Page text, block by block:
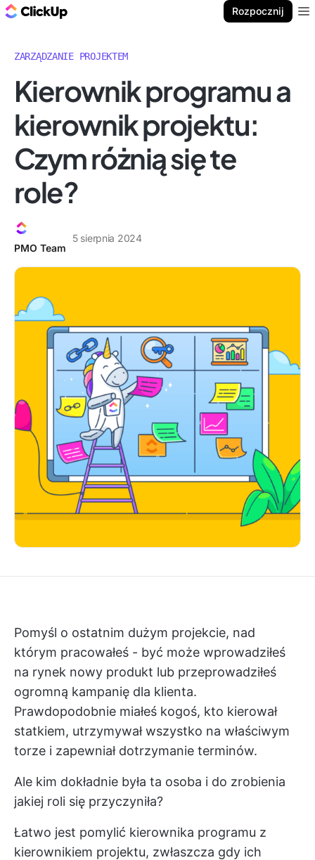
Rozpocznij
ZARZĄDZANIE PROJEKTEM
Kierownik programu a
kierownik projektu:
Czym różnią się te
role?
PMO Team
5 sierpnia 2024
Pomyśl o ostatnim dużym projekcie, nad
którym pracowałeś - być może wprowadziłeś
na rynek nowy produkt lub przeprowadziłeś
ogromną kampanię dla klienta.
Prawdopodobnie miałeś kogoś, kto kierował
statkiem, utrzymywał wszystko na właściwym
torze i zapewniał dotrzymanie terminów.
Ale kim dokładnie była ta osoba i do zrobienia
jakiej roli się przyczyniła?
Łatwo jest pomylić kierownika programu z
kierownikiem projektu, zwłaszcza gdy ich